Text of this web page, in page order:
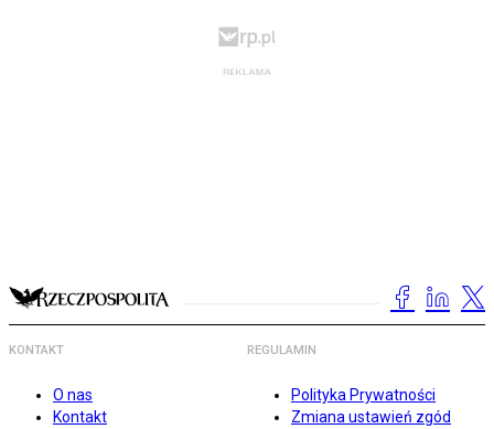
KONTAKT
O nas
Kontakt
REGULAMIN
Polityka Prywatności
Zmiana ustawień zgód